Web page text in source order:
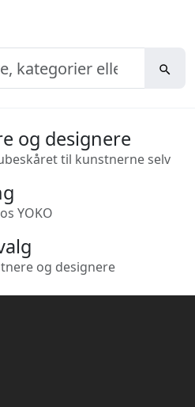
og designere
til kunstnerne selv
YOKO
og designere